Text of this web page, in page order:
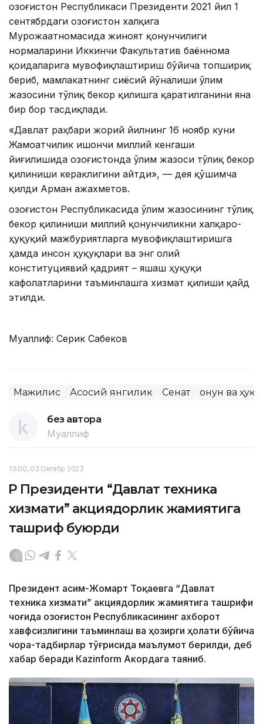
Қозоғистон Республикаси Президенти 2021 йил 1
сентябрдаги Қозоғистон халқига
Мурожаатномасида жиноят қонунчилиги
нормаларини Иккинчи Факультатив баённома
қоидаларига мувофиқлаштириш бўйича топшириқ
бериб, мамлакатнинг сиёсий йўналиши ўлим
жазосини тўлиқ бекор қилишга қаратилганини яна
бир бор тасдиқлади.
«Давлат раҳбари жорий йилнинг 16 ноябр куни
Жамоатчилик ишончи миллий кенгаши
йиғилишида Қозоғистонда ўлим жазоси тўлиқ бекор
қилиниши кераклигини айтди», — дея қўшимча
қилди Арман Қажахметов.
Қозоғистон Республикасида ўлим жазосининг тўлиқ
бекор қилиниши миллий қонунчиликни халқаро-
ҳуқуқий мажбуриятларга мувофиқлаштиришга
ҳамда инсон ҳуқуқлари ва энг олий
конституциявий қадрият – яшаш ҳуқуқи
кафолатларини таъминлашга хизмат қилиши қайд
этилди.
Муаллиф: Серик Сабеков
Мажилис Асосий янгилик Сенат Қонун ва
без автора
Муаллиф
13:00, 03 Октябр 2023
ҚР Президенти “Давлат техника
хизмати” акциядорлик жамиятига
ташриф буюрди
Президент Қасим-Жомарт Тоқаевга “Давлат
техника хизмати” акциядорлик жамиятига ташрифи
чоғида Қозоғистон Республикасининг ахборот
хавфсизлигини таъминлаш ва ҳозирги ҳолати бўйича
чора-тадбирлар тўғрисида маълумот берилди, деб
хабар беради Каzinform Акордага таяниб.